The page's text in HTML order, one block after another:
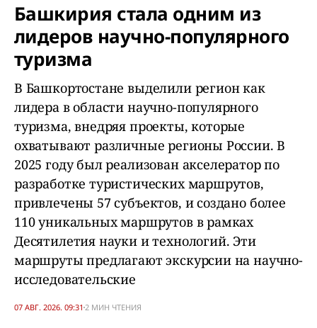
Башкирия стала одним из
лидеров научно-популярного
туризма
В Башкортостане выделили регион как
лидера в области научно-популярного
туризма, внедряя проекты, которые
охватывают различные регионы России. В
2025 году был реализован акселератор по
разработке туристических маршрутов,
привлечены 57 субъектов, и создано более
110 уникальных маршрутов в рамках
Десятилетия науки и технологий. Эти
маршруты предлагают экскурсии на научно-
исследовательские
07 АВГ. 2026. 09:31 2 МИН ЧТЕНИЯ